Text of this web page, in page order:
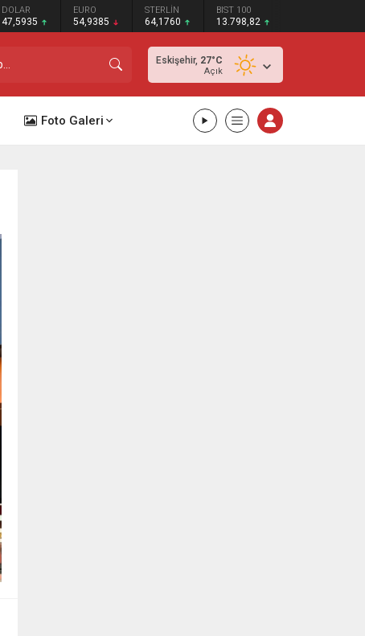
DOLAR
47,5935
EURO
54,9385
STERLİN
64,1760
BIST 100
13.798,82
Eskişehir, 27°C
Açık
Foto Galeri